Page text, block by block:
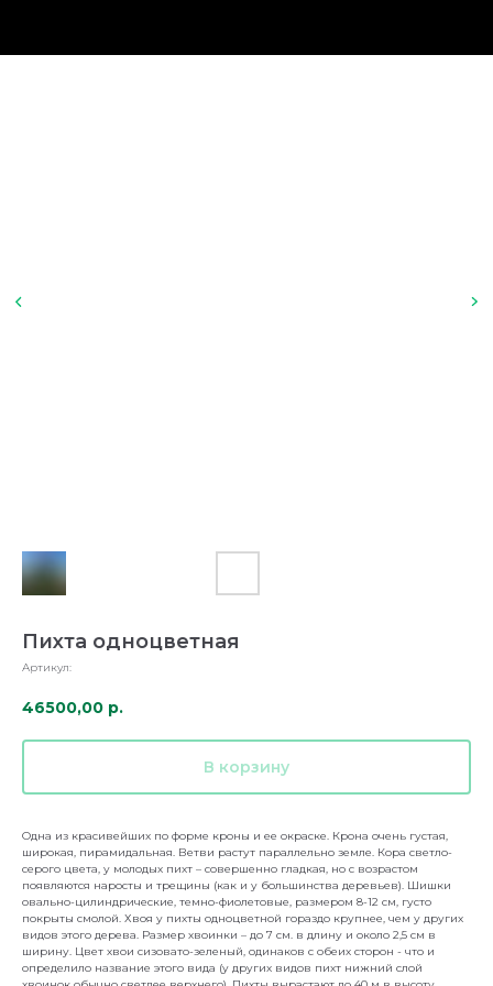
Пихта одноцветная
Артикул:
46500,00 р.
В корзину
Одна из красивейших по форме кроны и ее окраске. Крона очень густая,
широкая, пирамидальная. Ветви растут параллельно земле. Кора светло-
серого цвета, у молодых пихт – совершенно гладкая, но с возрастом
появляются наросты и трещины (как и у большинства деревьев). Шишки
овально-цилиндрические, темно-фиолетовые, размером 8-12 см, густо
покрыты смолой. Хвоя у пихты одноцветной гораздо крупнее, чем у других
видов этого дерева. Размер хвоинки – до 7 см. в длину и около 2,5 см в
ширину. Цвет хвои сизовато-зеленый, одинаков с обеих сторон - что и
определило название этого вида (у других видов пихт нижний слой
Питомник Макаренко
Онлайн — отвечу за секунды